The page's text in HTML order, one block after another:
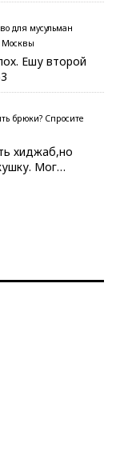
для мусульман
Москвы
Ешу второй
брюки? Спросите
хиджаб,но
Мог…